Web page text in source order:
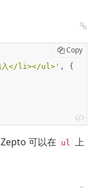
Copy
入</li></ul>' , {
可以在 ul 上